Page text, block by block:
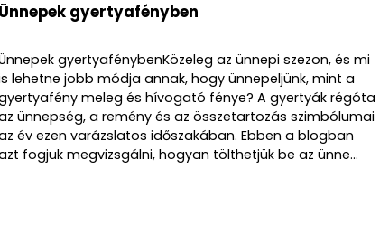
Ünnepek gyertyafényben
gyertyafénybenKözeleg az ünnepi szezon, és mi
lehetne jobb módja annak, hogy ünnepeljünk, mint a
meleg és hívogató fénye? A gyertyák régóta
ünnepség, a remény és az összetartozás szimbólumai
év ezen varázslatos időszakában. Ebben a blogban
fogjuk megvizsgálni, hogyan tölthetjük be az ünne...